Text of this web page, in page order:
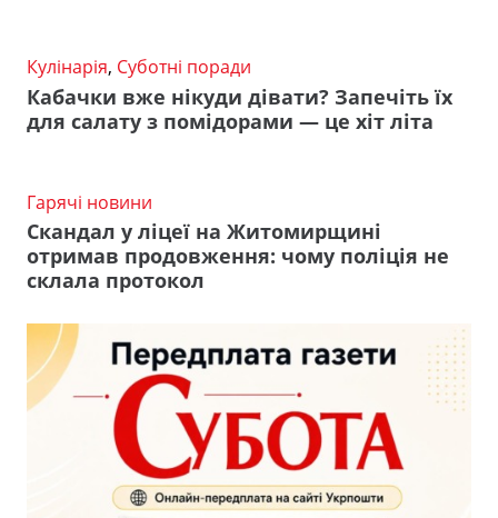
Кулінарія, Суботні поради
Кабачки вже нікуди дівати? Запечіть їх
для салату з помідорами — це хіт літа
Гарячі новини
Скандал у ліцеї на Житомирщині
отримав продовження: чому поліція не
склала протокол